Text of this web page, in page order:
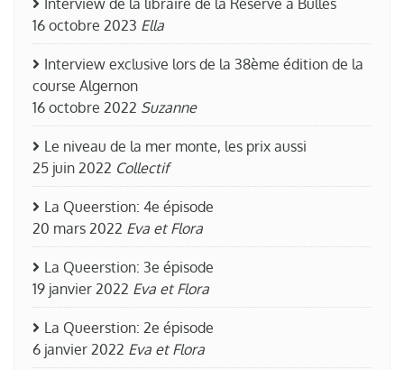
16 octobre 2023 Ella
Interview exclusive lors de la 38ème édition de la
course Algernon
16 octobre 2022 Suzanne
Le niveau de la mer monte, les prix aussi
25 juin 2022 Collectif
La Queerstion: 4e épisode
20 mars 2022 Eva et Flora
La Queerstion: 3e épisode
19 janvier 2022 Eva et Flora
La Queerstion: 2e épisode
6 janvier 2022 Eva et Flora